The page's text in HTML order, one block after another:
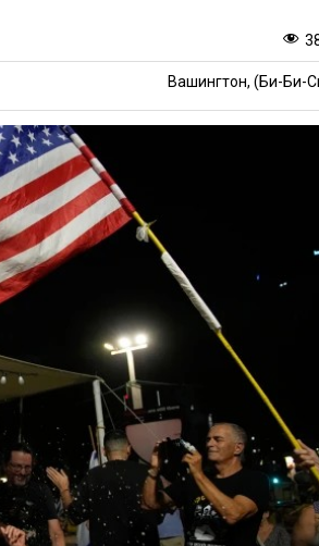
Вашингтон, (Би-Би-